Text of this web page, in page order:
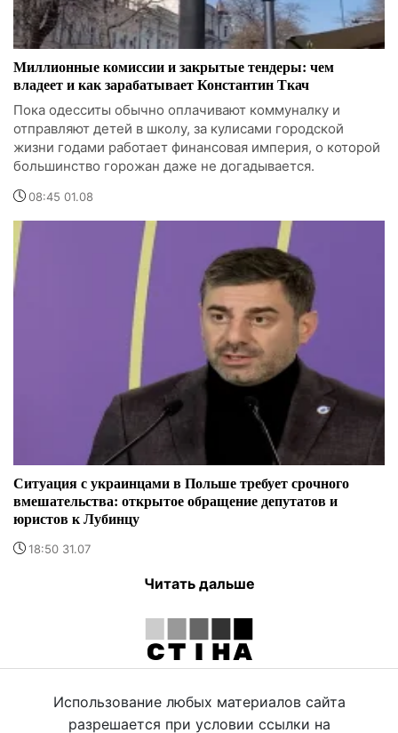
Миллионные комиссии и закрытые тендеры: чем
владеет и как зарабатывает Константин Ткач
Пока одесситы обычно оплачивают коммуналку и
отправляют детей в школу, за кулисами городской
жизни годами работает финансовая империя, о которой
большинство горожан даже не догадывается.
08:45 01.08
Ситуация с украинцами в Польше требует срочного
вмешательства: открытое обращение депутатов и
юристов к Лубинцу
18:50 31.07
Читать дальше
Использование любых материалов сайта
разрешается при условии ссылки на